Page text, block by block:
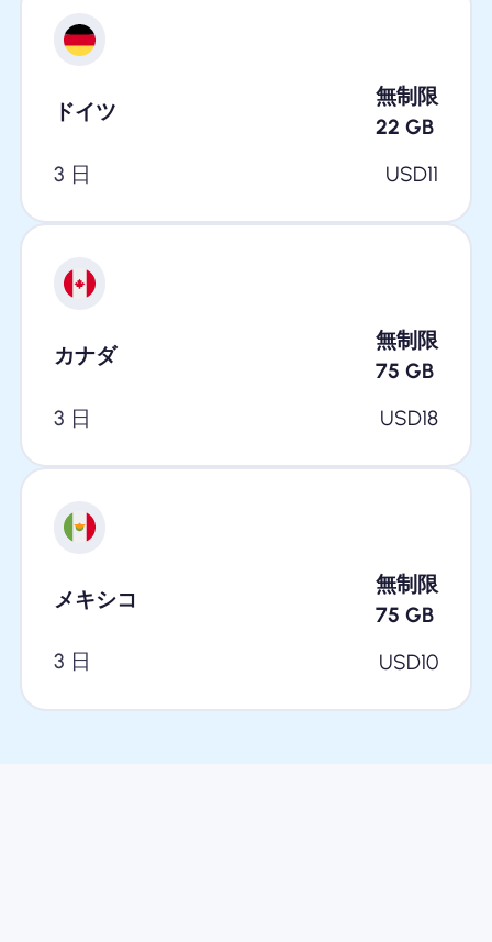
ドイツ
無制限
22 GB
3 日
USD11
カナダ
無制限
75 GB
3 日
USD18
メキシコ
無制限
75 GB
3 日
USD10